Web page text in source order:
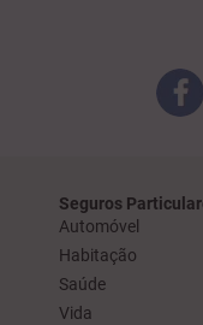
Seguros
Automóvel
Habitação
Saúde
Vida